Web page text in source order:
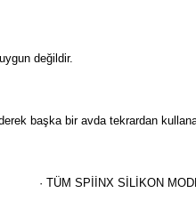
değildir.
başka bir avda tekrardan
· TÜM SPİİNX SİLİKON